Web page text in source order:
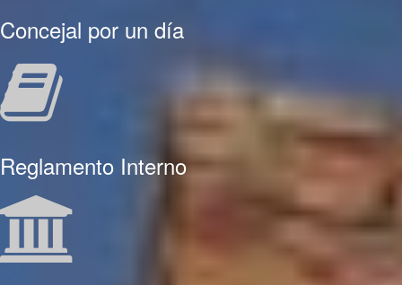
Concejal por un día
Reglamento Interno